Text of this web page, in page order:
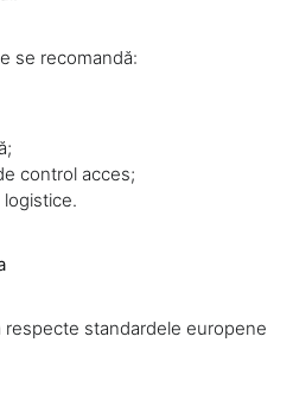
se recomandă:
control acces;
respecte standardele europene